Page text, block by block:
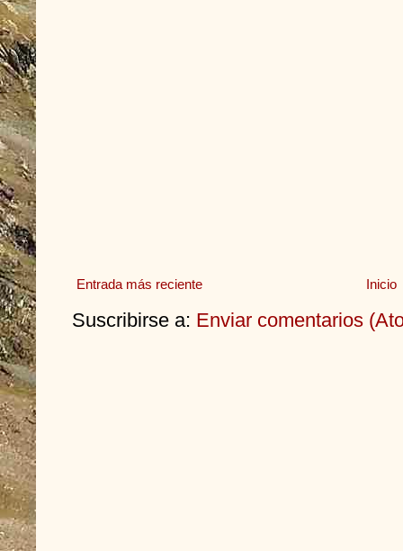
Entrada más reciente Inicio
Suscribirse a: Enviar comentarios